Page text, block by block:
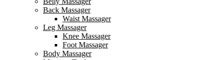
Back Massager
Waist Massager
Leg Massager
Knee Massager
Foot Massager
Body Massager